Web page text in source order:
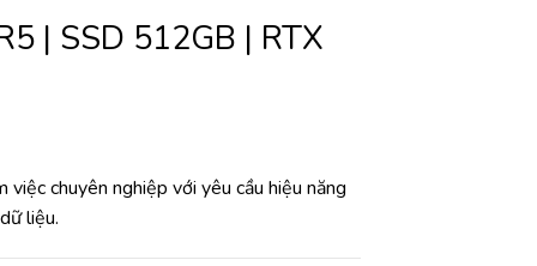
| SSD 512GB | RTX
chuyên nghiệp với yêu cầu hiệu năng
liệu.